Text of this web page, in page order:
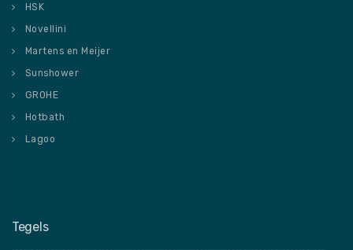
HSK
Novellini
Martens en Meijer
Sunshower
GROHE
Hotbath
Lagoo
Tegels